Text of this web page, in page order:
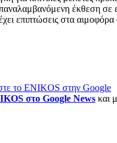
έκθεση σε
επιπτώσεις στα αιμοφόρα
το ENIKOS στην Google
στο Google News και